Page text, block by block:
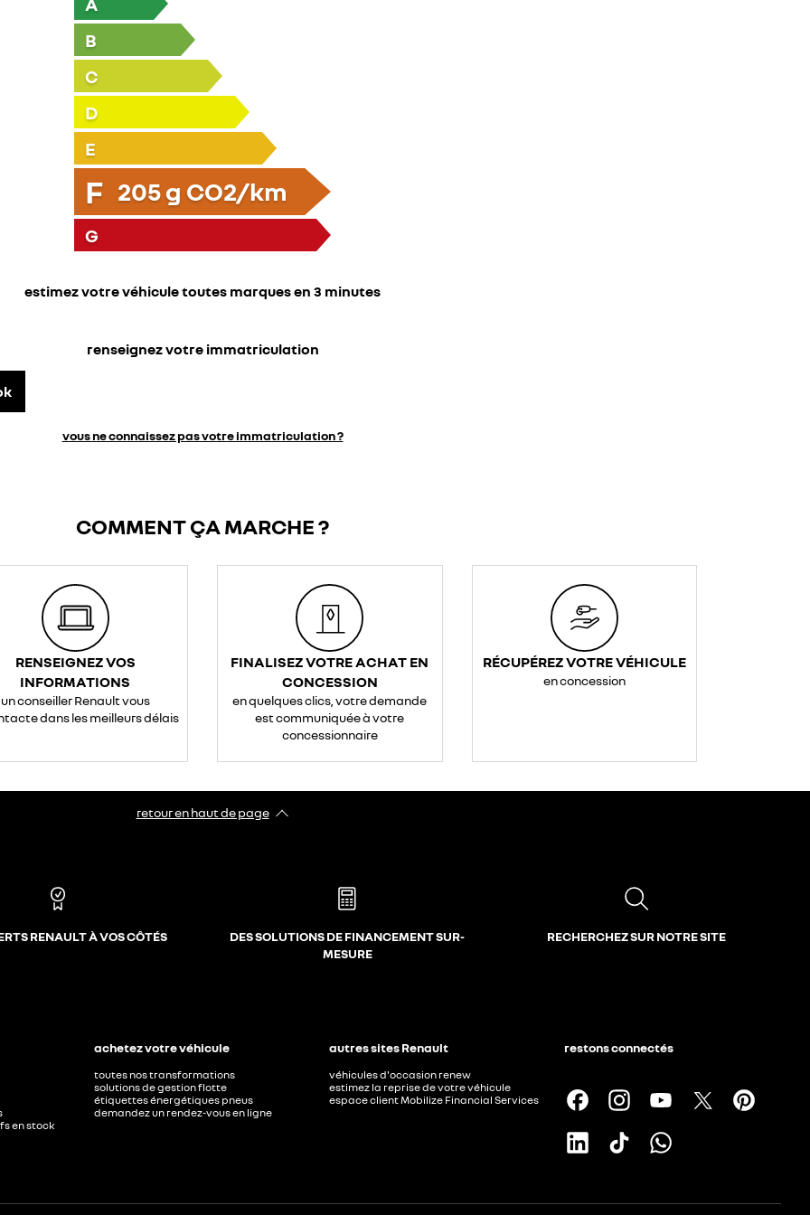
B
C
D
E
F 205g CO2/km
G
estimez votre véhicule toutes marques en 3 minutes
renseignez votre immatriculation
vous ne connaissez pas votre immatriculation ?
COMMENT ÇA MARCHE ?
RENSEIGNEZ VOS
INFORMATIONS
un conseiller Renault vous
dans les meilleurs délais
FINALISEZ VOTRE ACHAT EN
CONCESSION
en quelques clics, votre demande
est communiquée à votre
concessionnaire
RÉCUPÉREZ VOTRE VÉHICULE
en concession
retour en haut de page​
RENAULT À VOS CÔTÉS
DES SOLUTIONS DE FINANCEMENT SUR-
MESURE
RECHERCHEZ SUR NOTRE SITE
en stock
achetez votre véhicule
toutes nos transformations
solutions de gestion flotte
étiquettes énergétiques pneus
demandez un rendez-vous en ligne
autres sites Renault
véhicules d'occasion renew
estimez la reprise de votre véhicule
espace client Mobilize Financial Services
restons connectés